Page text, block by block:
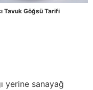
Tavuk Göğsü Tarifi
yerine sanayağ